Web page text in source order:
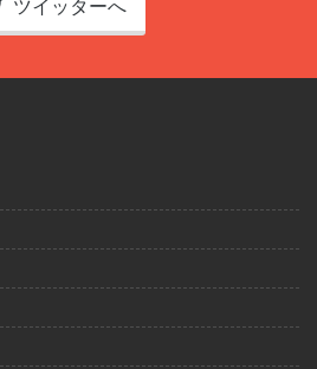
ツイッターへ